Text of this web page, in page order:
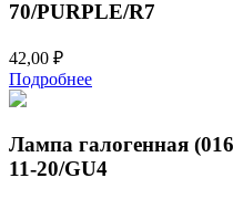
70/PURPLE/R7
42,00 ₽
Подробнее
Лампа галогенная
11-20/GU4